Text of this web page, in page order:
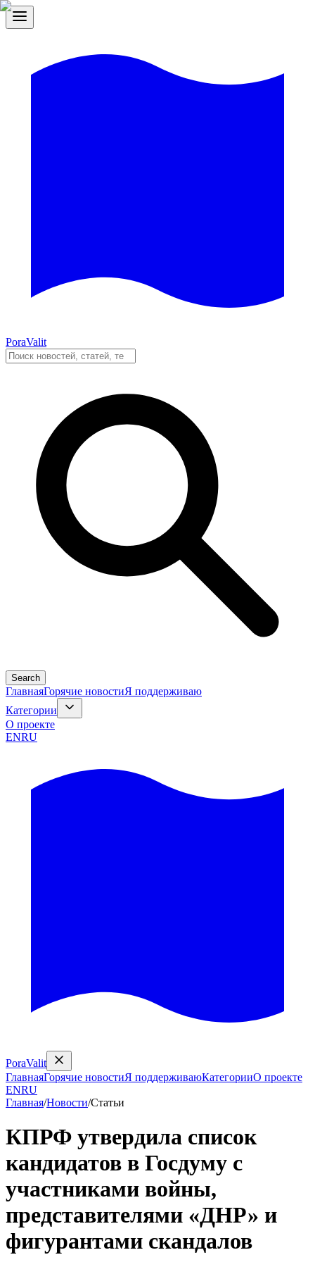
PoraValit
Search
ГлавнаяГорячие новостиЯ поддерживаю
Категории
О проекте
ENRU
PoraValit
ГлавнаяГорячие новостиЯ поддерживаюКатегорииО проекте
ENRU
Главная/Новости/Статьи
КПРФ утвердила список
кандидатов в Госдуму с
участниками войны,
представителями «ДНР» и
фигурантами скандалов